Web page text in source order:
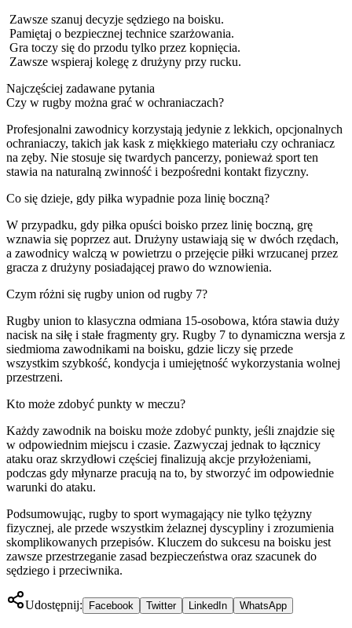
Zawsze szanuj decyzje sędziego na boisku.
Pamiętaj o bezpiecznej technice szarżowania.
Gra toczy się do przodu tylko przez kopnięcia.
Zawsze wspieraj kolegę z drużyny przy rucku.
Najczęściej zadawane pytania
Czy w rugby można grać w ochraniaczach?
Profesjonalni zawodnicy korzystają jedynie z lekkich, opcjonalnych
ochraniaczy, takich jak kask z miękkiego materiału czy ochraniacz
na zęby. Nie stosuje się twardych pancerzy, ponieważ sport ten
stawia na naturalną zwinność i bezpośredni kontakt fizyczny.
Co się dzieje, gdy piłka wypadnie poza linię boczną?
W przypadku, gdy piłka opuści boisko przez linię boczną, grę
wznawia się poprzez aut. Drużyny ustawiają się w dwóch rzędach,
a zawodnicy walczą w powietrzu o przejęcie piłki wrzucanej przez
gracza z drużyny posiadającej prawo do wznowienia.
Czym różni się rugby union od rugby 7?
Rugby union to klasyczna odmiana 15-osobowa, która stawia duży
nacisk na siłę i stałe fragmenty gry. Rugby 7 to dynamiczna wersja z
siedmioma zawodnikami na boisku, gdzie liczy się przede
wszystkim szybkość, kondycja i umiejętność wykorzystania wolnej
przestrzeni.
Kto może zdobyć punkty w meczu?
Każdy zawodnik na boisku może zdobyć punkty, jeśli znajdzie się
w odpowiednim miejscu i czasie. Zazwyczaj jednak to łącznicy
ataku oraz skrzydłowi częściej finalizują akcje przyłożeniami,
podczas gdy młynarze pracują na to, by stworzyć im odpowiednie
warunki do ataku.
Podsumowując, rugby to sport wymagający nie tylko tężyzny
fizycznej, ale przede wszystkim żelaznej dyscypliny i zrozumienia
skomplikowanych przepisów. Kluczem do sukcesu na boisku jest
zawsze przestrzeganie zasad bezpieczeństwa oraz szacunek do
sędziego i przeciwnika.
Udostępnij: Facebook Twitter LinkedIn WhatsApp